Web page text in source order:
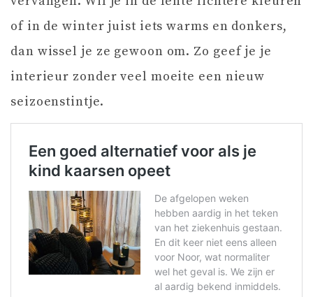
of in de winter juist iets warms en donkers,
dan wissel je ze gewoon om. Zo geef je je
interieur zonder veel moeite een nieuw
seizoenstintje.